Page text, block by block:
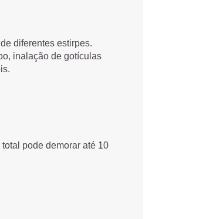
diferentes estirpes.
inalação de gotículas
pode demorar até 10